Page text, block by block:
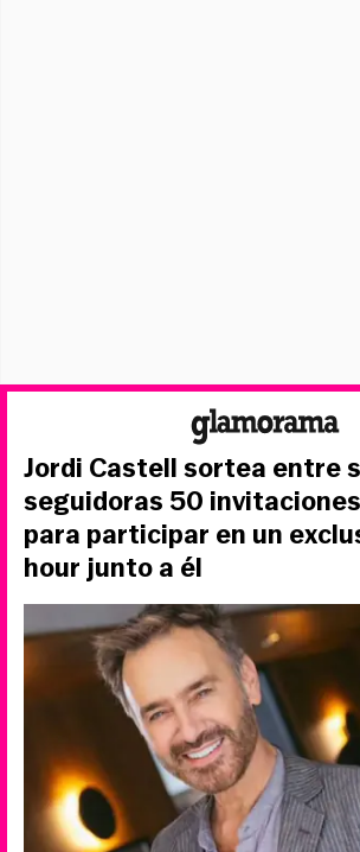
Jordi Castell sortea entre
seguidoras 50
para participar en un
hour junto a él